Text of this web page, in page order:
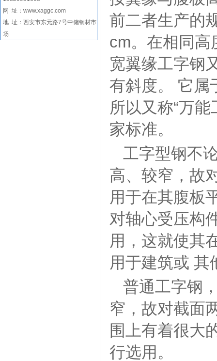
网 址：www.xaggc.com
地 址：西安市东元路7号中储钢材市
场
前二者生产的
cm。在相同高
宽翼缘工字钢
有斜度。 它属
所以又称“万
家标准。
工字型钢不
高、较窄，故
用于在其腹板
对轴心受压构
用，这就使其
用于建筑或 其
普通工字钢
窄，故对截面
围上有着很大
行选用。